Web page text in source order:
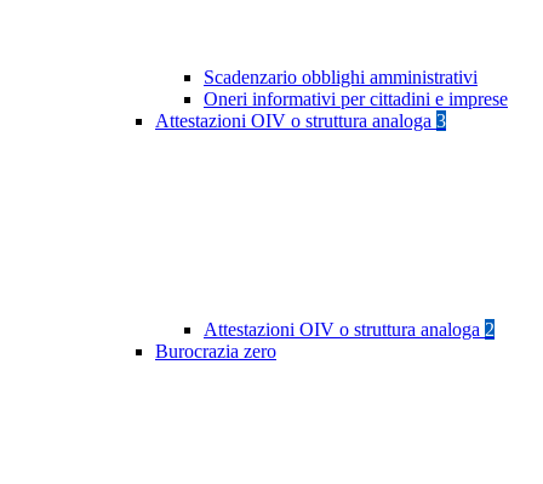
Scadenzario obblighi amministrativi
Oneri informativi per cittadini e imprese
Attestazioni OIV o struttura analoga 3
Attestazioni OIV o struttura analoga 2
Burocrazia zero